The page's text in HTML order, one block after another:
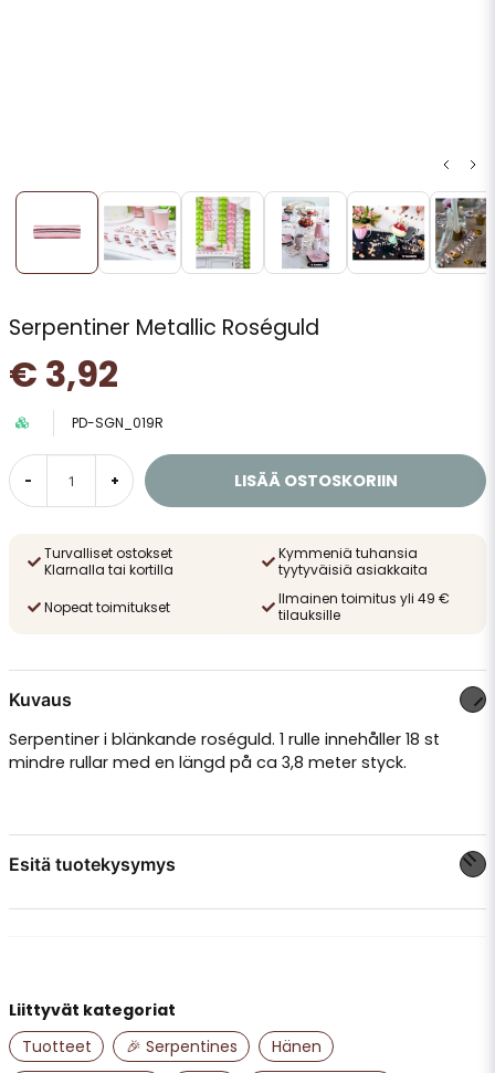
Serpentiner Metallic Roséguld
€ 3,92
PD-SGN_019R
- + LISÄÄ OSTOSKORIIN
Turvalliset ostokset
Klarnalla tai kortilla
Kymmeniä tuhansia
tyytyväisiä asiakkaita
Nopeat toimitukset
Ilmainen toimitus yli 49 €
tilauksille
Kuvaus
Serpentiner i blänkande roséguld. 1 rulle innehåller 18 st
mindre rullar med en längd på ca 3,8 meter styck.
Esitä tuotekysymys
name
Nimi
Liittyvät kategoriat
Tuotteet
🎉 Serpentines
Hänen